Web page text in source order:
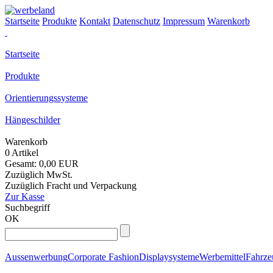
Startseite Produkte Kontakt Datenschutz Impressum Warenkorb
Startseite
Produkte
Orientierungssysteme
Hängeschilder
Warenkorb
0 Artikel
Gesamt: 0,00 EUR
Zuzüglich MwSt.
Zuzüglich Fracht und Verpackung
Zur Kasse
Suchbegriff
OK
AussenwerbungCorporate FashionDisplaysystemeWerbemittel